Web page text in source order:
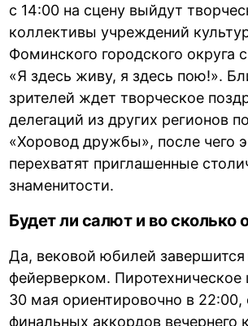
с 14:00 на сцену выйдут
коллективы учреждений
Фоминского городского округа
«Я здесь живу, я здесь пою!».
зрителей ждет творческое
делегаций из других регионов
«Хоровод дружбы», после чего
перехватят приглашенные
знаменитости.
Будет ли салют и во сколько
Да, вековой юбилей
фейерверком. Пиротехническое
30 мая ориентировочно в 22:00,
финальных аккордов вечернего